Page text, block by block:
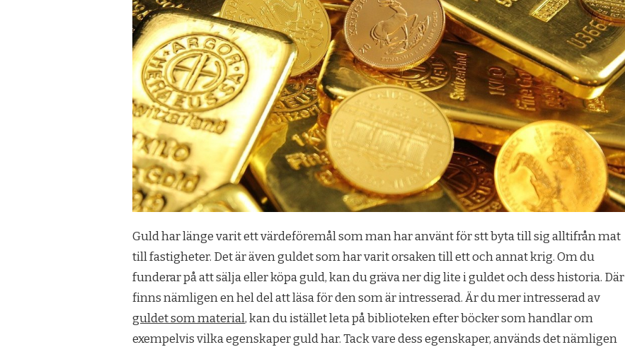
Guld har länge varit ett värdeföremål som man har använt för stt byta till sig alltifrån mat
till fastigheter. Det är även guldet som har varit orsaken till ett och annat krig. Om du
funderar på att sälja eller köpa guld, kan du gräva ner dig lite i guldet och dess historia. Där
finns nämligen en hel del att läsa för den som är intresserad. Är du mer intresserad av
guldet som material, kan du istället leta på biblioteken efter böcker som handlar om
exempelvis vilka egenskaper guld har. Tack vare dess egenskaper, används det nämligen